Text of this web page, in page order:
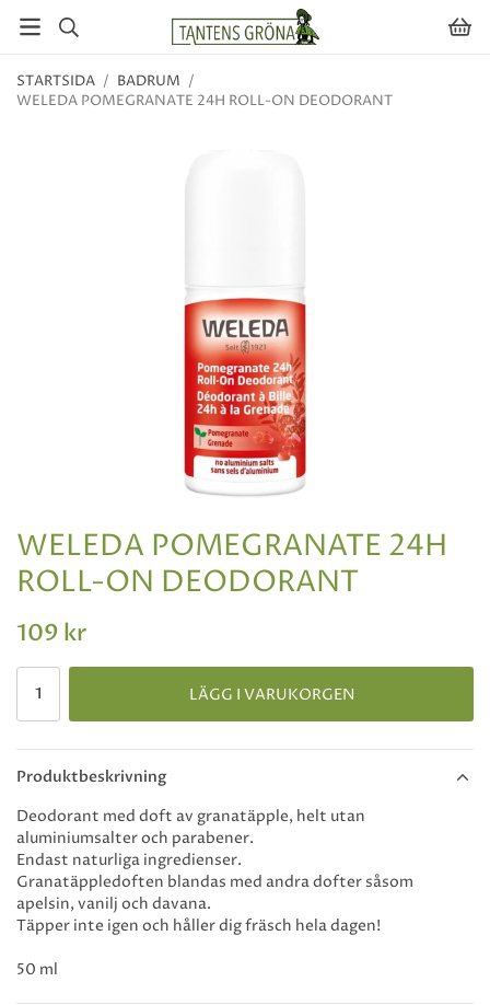
STARTSIDA / BADRUM /
WELEDA POMEGRANATE 24H ROLL-ON DEODORANT
WELEDA POMEGRANATE 24H
ROLL-ON DEODORANT
109 kr
LÄGG I VARUKORGEN
Produktbeskrivning
Deodorant med doft av granatäpple, helt utan
aluminiumsalter och parabener.
Endast naturliga ingredienser.
Granatäppledoften blandas med andra dofter såsom
apelsin, vanilj och davana.
Täpper inte igen och håller dig fräsch hela dagen!
50 ml